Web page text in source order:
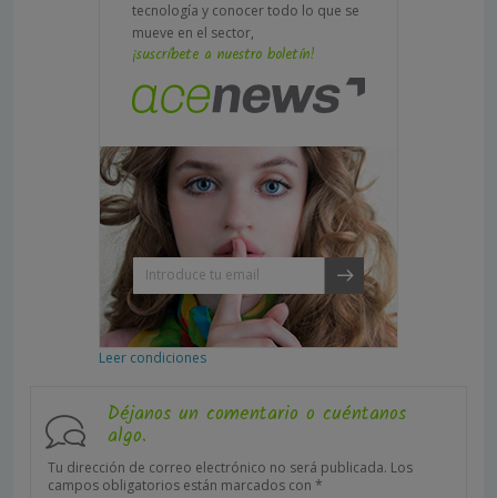
tecnología y conocer todo lo que se
mueve en el sector,
¡suscríbete a nuestro boletín!
Leer condiciones
Déjanos un comentario o cuéntanos
algo.
Tu dirección de correo electrónico no será publicada. Los
campos obligatorios están marcados con *